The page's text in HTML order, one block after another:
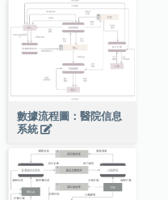
數據流程圖：醫院信息
系統